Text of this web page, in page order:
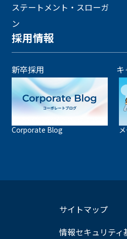
ステートメント・スローガ
ン
採用情報
新卒採用 キ
Corporate Blog
サイトマップ
情報セキュリティ